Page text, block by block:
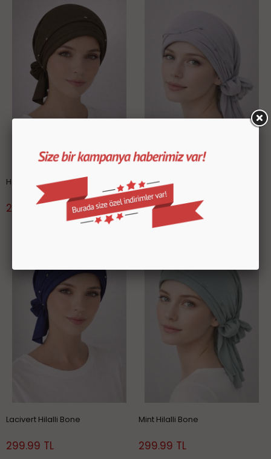
Haki Hilalli Bone
299.99 TL
Gümüş Hilalli Bone
299.99 TL
Lacivert Hilalli Bone
299.99 TL
Mint Hilalli Bone
299.99 TL